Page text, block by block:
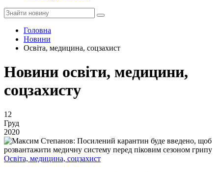
Головна
Новини
Освіта, медицина, соцзахист
Новини освіти, медицини,
соцзахисту
12
Груд
2020
Освіта, медицина, соцзахист